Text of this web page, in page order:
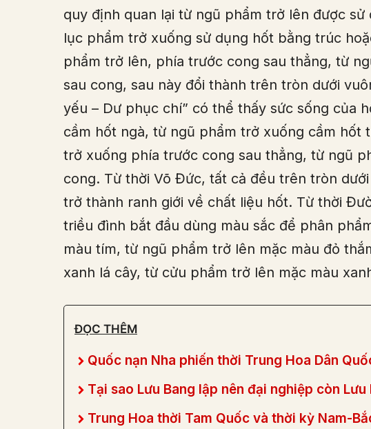
quy định quan lại từ ngũ phẩm trở lên được
lục phẩm trở xuống sử dụng hốt bằng trúc
phẩm trở lên, phía trước cong sau thẳng, từ
sau cong, sau này đổi thành trên tròn dưới
yếu – Dư phục chí” có thể thấy sức sống của
cầm hốt ngà, từ ngũ phẩm trở xuống cầm hốt
trở xuống phía trước cong sau thẳng, từ ngũ
cong. Từ thời Võ Đức, tất cả đều trên tròn
trở thành ranh giới về chất liệu hốt. Từ thời
triều đình bắt đầu dùng màu sắc để phân
màu tím, từ ngũ phẩm trở lên mặc màu đỏ
xanh lá cây, từ cửu phẩm trở lên mặc màu
ĐỌC THÊM
Quốc nạn Nha phiến thời Trung Hoa Dân
Tại sao Lưu Bang lập nên đại nghiệp còn
Trung Hoa thời Tam Quốc và thời kỳ Nam-